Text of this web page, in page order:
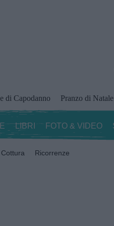
di Capodanno Pranzo di Natale
LIBRI FOTO & VIDEO
Cottura Ricorrenze